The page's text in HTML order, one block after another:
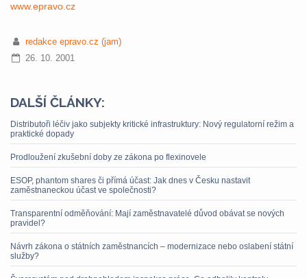
www.epravo.cz
redakce epravo.cz (jam)
26. 10. 2001
DALŠÍ ČLÁNKY:
Distributoři léčiv jako subjekty kritické infrastruktury: Nový regulatorní režim a
praktické dopady
Prodloužení zkušební doby ze zákona po flexinovele
ESOP, phantom shares či přímá účast: Jak dnes v Česku nastavit
zaměstnaneckou účast ve společnosti?
Transparentní odměňování: Mají zaměstnavatelé důvod obávat se nových
pravidel?
Návrh zákona o státních zaměstnancích – modernizace nebo oslabení státní
služby?